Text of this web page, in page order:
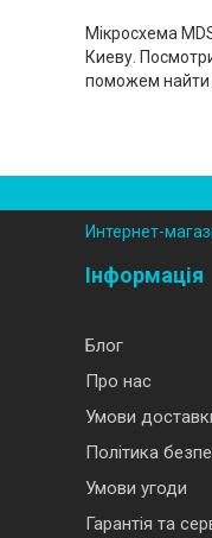
Мікросхема
Киеву.
поможем найти
Интернет-
Інформація
Блог
Про нас
Умови
Політика
Умови угоди
Гарантія та